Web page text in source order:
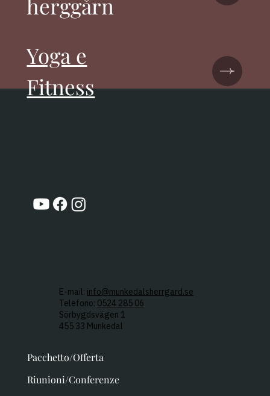
Yoga e
Fitness
Pacchetto/Offerta
Riunioni/Conferenze
E-mail: info@munkedalsherrgard.se
Telefono: 0524 285 06
Sörbygdsvägen 1
455 33 Munkedal